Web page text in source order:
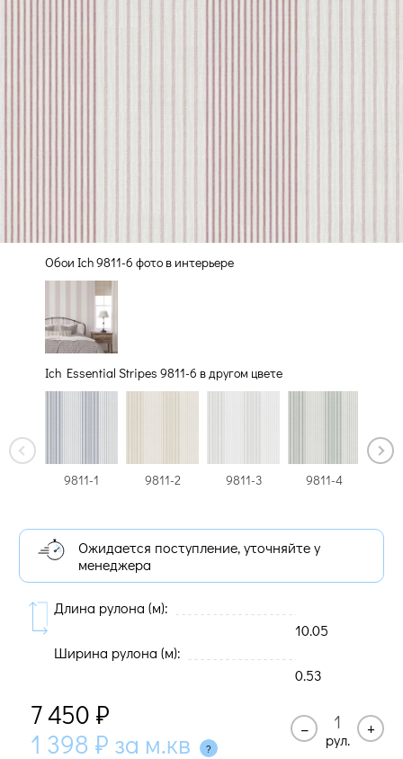
Обои Ich 9811-6 фото в интерьере
Ich Essential Stripes 9811-6 в другом цвете
9811-1 9811-2 9811-3 9811-4
Ожидается поступление, уточняйте у
менеджера
Длина рулона (м):
10.05
Ширина рулона (м):
0.53
7 450 ₽
1 398 ₽ за м.кв –
рул.
+